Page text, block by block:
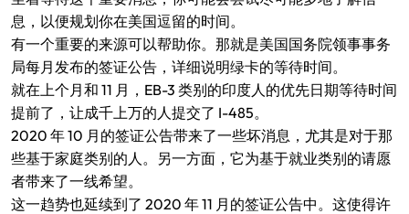
息，以便规划你在美国逗留的时间。
有一个重要的来源可以帮助你。那就是美国国务院领事事务
局每月发布的签证公告，详细说明绿卡的等待时间。
就在上个月和 11 月，EB-3 类别的印度人的优先日期等待时间
提前了，让成千上万的人提交了 I-485。
2020 年 10 月的签证公告带来了一些坏消息，尤其是对于那
些基于家庭类别的人。另一方面，它为基于就业类别的请愿
者带来了一线希望。
这一趋势也延续到了 2020 年 11 月的签证公告中。这使得许